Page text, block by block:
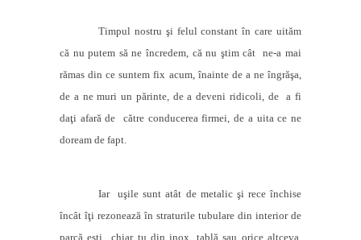
Timpul nostru şi felul constant în care uităm
că nu putem să ne încredem, că nu ştim cât
ne-a mai
rămas din ce suntem fix acum, înainte de a ne îngrăşa,
de a ne muri un părinte, de a deveni ridicoli, de
a fi
daţi afară de
către conducerea firmei, de a uita ce ne
doream de fapt.
Iar
uşile sunt atât de metalic şi rece închise
încât îţi rezonează în straturile tubulare din interior de
parcă eşti
chiar tu din inox, tablă sau orice altceva,